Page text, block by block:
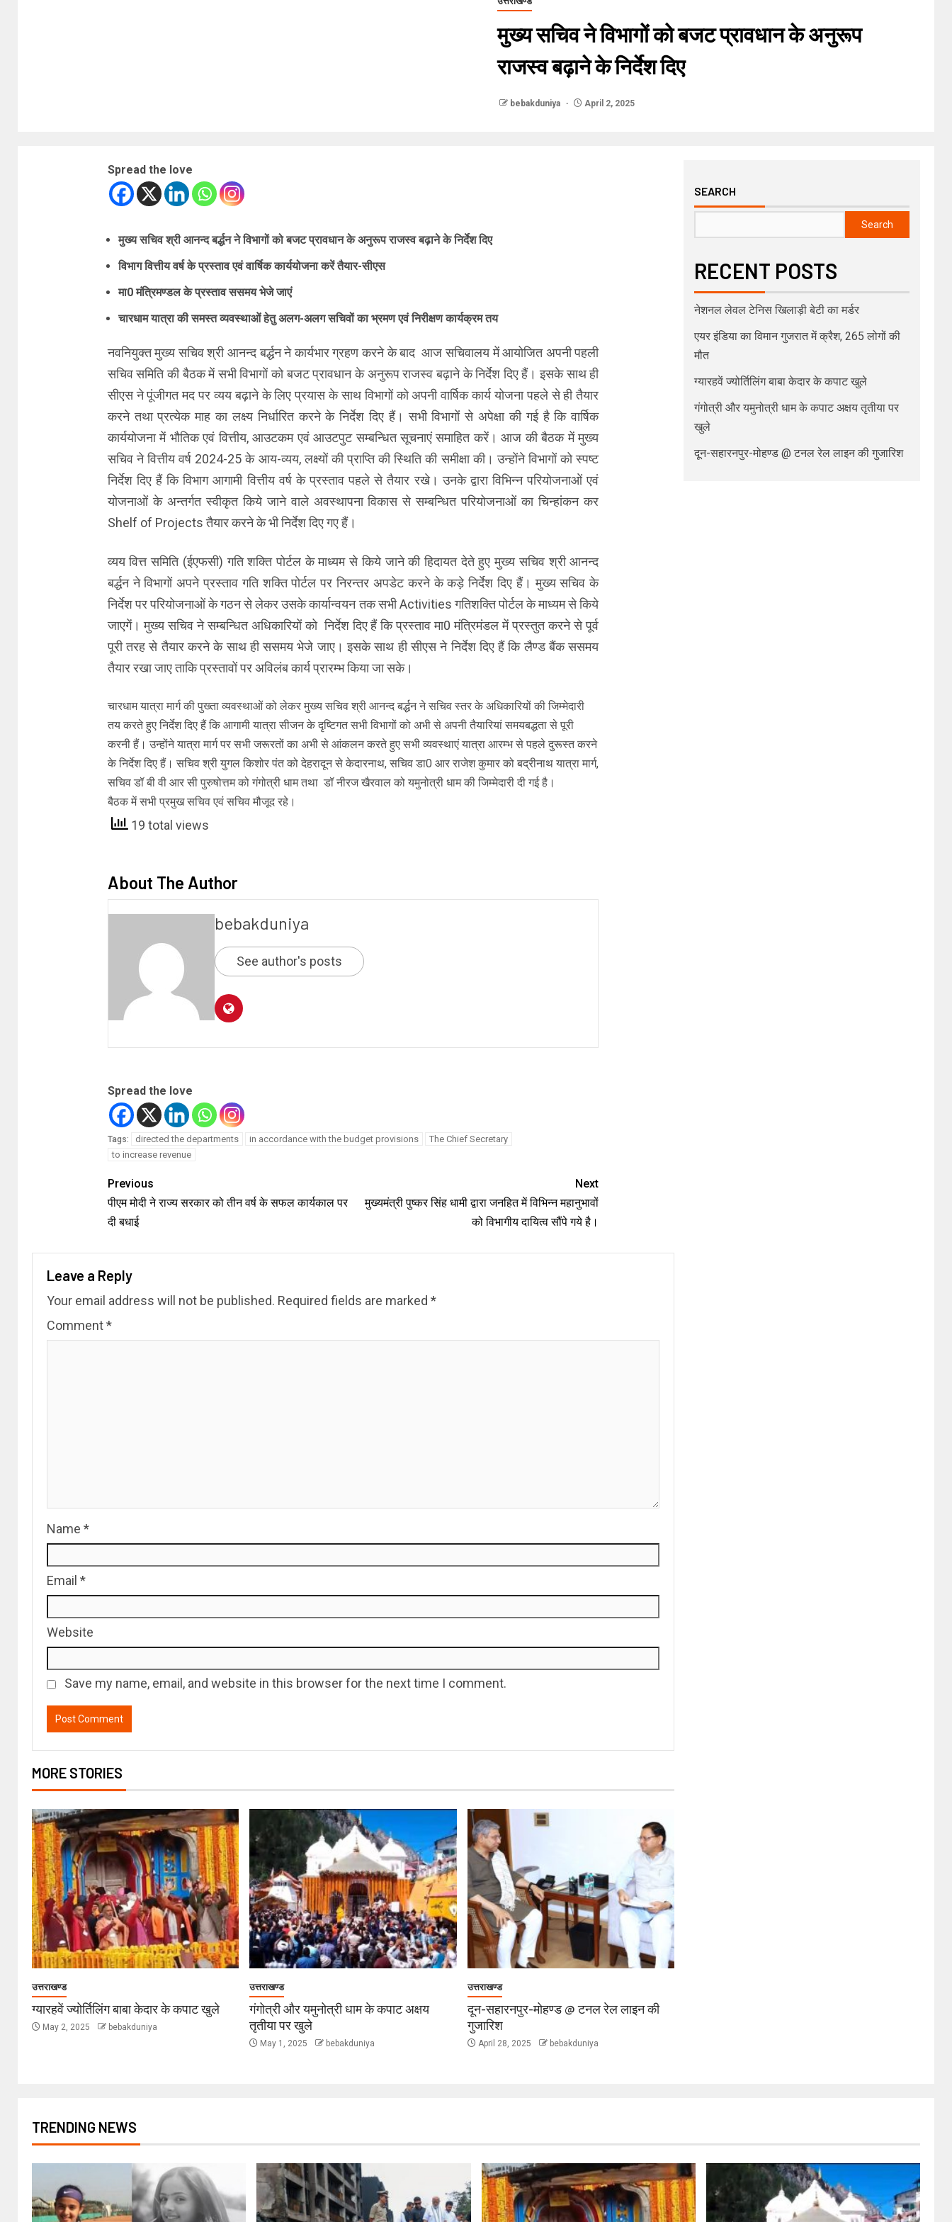
मुख्य सचिव ने विभागों को बजट प्रावधान के अनुरूप
राजस्व बढ़ाने के निर्देश दिए
bebakduniya April 2, 2025
Spread the love
मुख्य सचिव श्री आनन्द बर्द्धन ने विभागों को बजट प्रावधान के अनुरूप राजस्व बढ़ाने के निर्देश दिए
विभाग वित्तीय वर्ष के प्रस्ताव एवं वार्षिक कार्ययोजना करें तैयार-सीएस
मा0 मंत्रिमण्डल के प्रस्ताव ससमय भेजे जाएं
चारधाम यात्रा की समस्त व्यवस्थाओं हेतु अलग-अलग सचिवों का भ्रमण एवं निरीक्षण कार्यक्रम तय
नवनियुक्त मुख्य सचिव श्री आनन्द बर्द्धन ने कार्यभार ग्रहण करने के बाद आज सचिवालय में आयोजित अपनी पहली
सचिव समिति की बैठक में सभी विभागों को बजट प्रावधान के अनुरूप राजस्व बढ़ाने के निर्देश दिए हैं। इसके साथ ही
सीएस ने पूंजीगत मद पर व्यय बढ़ाने के लिए प्रयास के साथ विभागों को अपनी वार्षिक कार्य योजना पहले से ही तैयार
करने तथा प्रत्येक माह का लक्ष्य निर्धारित करने के निर्देश दिए हैं। सभी विभागों से अपेक्षा की गई है कि वार्षिक
कार्ययोजना में भौतिक एवं वित्तीय, आउटकम एवं आउटपुट सम्बन्धित सूचनाएं समाहित करें। आज की बैठक में मुख्य
सचिव ने वित्तीय वर्ष 2024-25 के आय-व्यय, लक्ष्यों की प्राप्ति की स्थिति की समीक्षा की। उन्होंने विभागों को स्पष्ट
निर्देश दिए हैं कि विभाग आगामी वित्तीय वर्ष के प्रस्ताव पहले से तैयार रखे। उनके द्वारा विभिन्न परियोजनाओं एवं
योजनाओं के अन्तर्गत स्वीकृत किये जाने वाले अवस्थापना विकास से सम्बन्धित परियोजनाओं का चिन्हांकन कर
Shelf of Projects तैयार करने के भी निर्देश दिए गए हैं।
व्यय वित्त समिति (ईएफसी) गति शक्ति पोर्टल के माध्यम से किये जाने की हिदायत देते हुए मुख्य सचिव श्री आनन्द
बर्द्धन ने विभागों अपने प्रस्ताव गति शक्ति पोर्टल पर निरन्तर अपडेट करने के कड़े निर्देश दिए हैं। मुख्य सचिव के
निर्देश पर परियोजनाओं के गठन से लेकर उसके कार्यान्वयन तक सभी Activities गतिशक्ति पोर्टल के माध्यम से किये
जाएगें। मुख्य सचिव ने सम्बन्धित अधिकारियों को निर्देश दिए हैं कि प्रस्ताव मा0 मंत्रिमंडल में प्रस्तुत करने से पूर्व
पूरी तरह से तैयार करने के साथ ही ससमय भेजे जाए। इसके साथ ही सीएस ने निर्देश दिए हैं कि लैण्ड बैंक ससमय
तैयार रखा जाए ताकि प्रस्तावों पर अविलंब कार्य प्रारम्भ किया जा सके।
चारधाम यात्रा मार्ग की पुख्ता व्यवस्थाओं को लेकर मुख्य सचिव श्री आनन्द बर्द्धन ने सचिव स्तर के अधिकारियों की जिम्मेदारी
तय करते हुए निर्देश दिए हैं कि आगामी यात्रा सीजन के दृष्टिगत सभी विभागों को अभी से अपनी तैयारियां समयबद्धता से पूरी
करनी हैं। उन्होंने यात्रा मार्ग पर सभी जरूरतों का अभी से आंकलन करते हुए सभी व्यवस्थाएं यात्रा आरम्भ से पहले दुरूस्त करने
के निर्देश दिए हैं। सचिव श्री युगल किशोर पंत को देहरादून से केदारनाथ, सचिव डा0 आर राजेश कुमार को बद्रीनाथ यात्रा मार्ग,
सचिव डॉ बी वी आर सी पुरुषोत्तम को गंगोत्री धाम तथा डॉ नीरज खैरवाल को यमुनोत्री धाम की जिम्मेदारी दी गई है।
बैठक में सभी प्रमुख सचिव एवं सचिव मौजूद रहे।
19 total views
About The Author
bebakduniya
See author's posts
Spread the love
Tags: directed the departments in accordance with the budget provisions
The Chief Secretary
to increase revenue
Previous
पीएम मोदी ने राज्य सरकार को तीन वर्ष के सफल कार्यकाल पर
दी बधाई
Next
मुख्यमंत्री पुष्कर सिंह धामी द्वारा जनहित में विभिन्न महानुभावों
को विभागीय दायित्व सौंपे गये है।
Leave a Reply
Your email address will not be published. Required fields are marked *
Comment*
Name *
Email *
Website
Save my name, email, and website in this browser for the next time I comment.
MORE STORIES
उत्तराखण्ड
ग्यारहवें ज्योर्तिलिंग बाबा केदार के कपाट खुले
May 2, 2025 bebakduniya
उत्तराखण्ड
गंगोत्री और यमुनोत्री धाम के कपाट अक्षय
तृतीया पर खुले
May 1, 2025 bebakduniya
उत्तराखण्ड
दून-सहारनपुर-मोहण्ड @ टनल रेल लाइन की
गुजारिश
April 28, 2025 bebakduniya
SEARCH
Search
RECENT POSTS
नेशनल लेवल टेनिस खिलाड़ी बेटी का मर्डर
एयर इंडिया का विमान गुजरात में क्रैश, 265 लोगों की
मौत
ग्यारहवें ज्योर्तिलिंग बाबा केदार के कपाट खुले
गंगोत्री और यमुनोत्री धाम के कपाट अक्षय तृतीया पर
खुले
दून-सहारनपुर-मोहण्ड @ टनल रेल लाइन की गुजारिश
TRENDING NEWS